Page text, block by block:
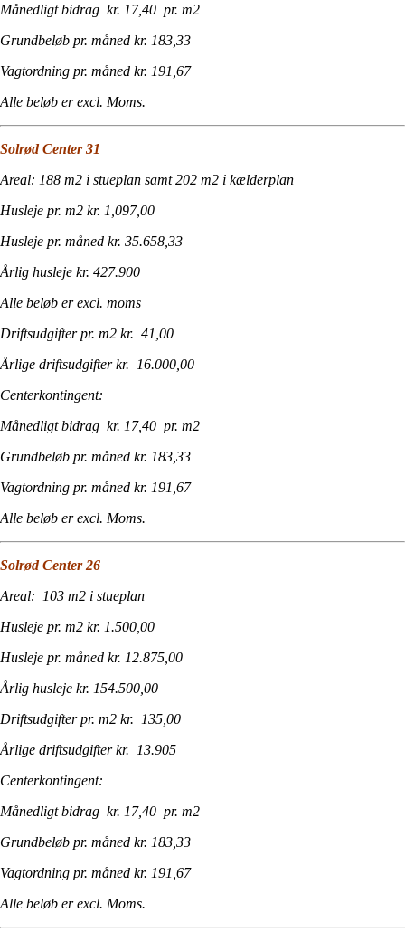
Månedligt bidrag kr. 17,40 pr. m2
Grundbeløb pr. måned kr. 183,33
Vagtordning pr. måned kr. 191,67
Alle beløb er excl. Moms.
Solrød Center 31
Areal: 188 m2 i stueplan samt 202 m2 i kælderplan
Husleje pr. m2 kr. 1,097,00
Husleje pr. måned kr. 35.658,33
Årlig husleje kr. 427.900
Alle beløb er excl. moms
Driftsudgifter pr. m2 kr. 41,00
Årlige driftsudgifter kr. 16.000,00
Centerkontingent:
Månedligt bidrag kr. 17,40 pr. m2
Grundbeløb pr. måned kr. 183,33
Vagtordning pr. måned kr. 191,67
Alle beløb er excl. Moms.
Solrød Center 26
Areal: 103 m2 i stueplan
Husleje pr. m2 kr. 1.500,00
Husleje pr. måned kr. 12.875,00
Årlig husleje kr. 154.500,00
Driftsudgifter pr. m2 kr. 135,00
Årlige driftsudgifter kr. 13.905
Centerkontingent:
Månedligt bidrag kr. 17,40 pr. m2
Grundbeløb pr. måned kr. 183,33
Vagtordning pr. måned kr. 191,67
Alle beløb er excl. Moms.